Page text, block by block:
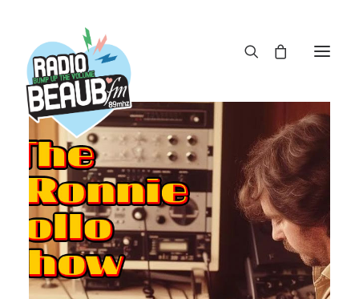
ACTUS
REPLAY
ÉMISSIONS
BOUTIQUE